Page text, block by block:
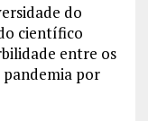
do
científico
entre os
pandemia por